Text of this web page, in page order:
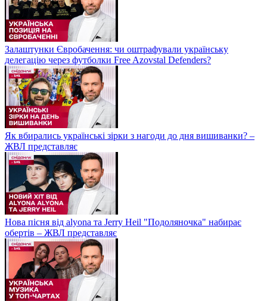
Залаштунки Євробачення: чи оштрафували українську
делегацію через футболки Free Azovstal Defenders?
Як вбирались українські зірки з нагоди до дня вишиванки? –
ЖВЛ представляє
Нова пісня від alyona та Jerry Heil "Подоляночка" набирає
обертів – ЖВЛ представляє